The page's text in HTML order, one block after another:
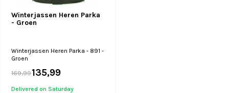
Winterjassen Heren Parka
- Groen
Winterjassen Heren Parka - 891 -
Groen
169,99135,99
Delivered on Saturday